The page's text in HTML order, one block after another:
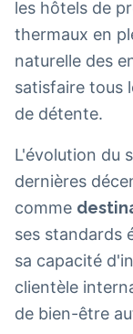
les hôtels de
thermaux en
naturelle des
satisfaire tous
de détente.
L'évolution du
dernières
comme
ses standards
sa capacité
clientèle
de bien-être